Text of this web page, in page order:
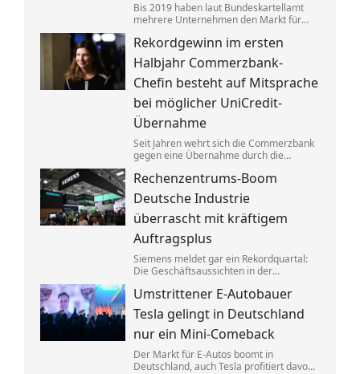
Bis 2019 haben laut Bundeskartellamt
mehrere Unternehmen den Markt für
aufgeteilt. Um die verbotenen
Absprachen zu verschleiern, wurden
Codewörter verwendet.
Rekordgewinn im ersten
Halbjahr Commerzbank-
Chefin besteht auf Mitsprache
bei möglicher UniCredit-
Übernahme
Seit Jahren wehrt sich die Commerzbank
gegen eine Übernahme durch die
kräftiger Gewinnsprung sorgt für neues
Selbstbewusstsein.
Rechenzentrums-Boom
Deutsche Industrie
überrascht mit kräftigem
Auftragsplus
Siemens meldet gar ein Rekordquartal:
Die Geschäftsaussichten in der
spürbar verbessert. Dahinter stecken
jedoch vor allem Großaufträge, teils auch
aus Übersee.
Umstrittener E-Autobauer
Tesla gelingt in Deutschland
nur ein Mini-Comeback
Der Markt für E-Autos boomt in
Deutschland, auch Tesla profitiert davon.